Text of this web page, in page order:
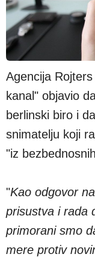
Agencija
kanal" objavio
berlinski biro i
snimatelju koji
"iz
"Kao odgovor
prisustva i rada
primorani smo
mere protiv